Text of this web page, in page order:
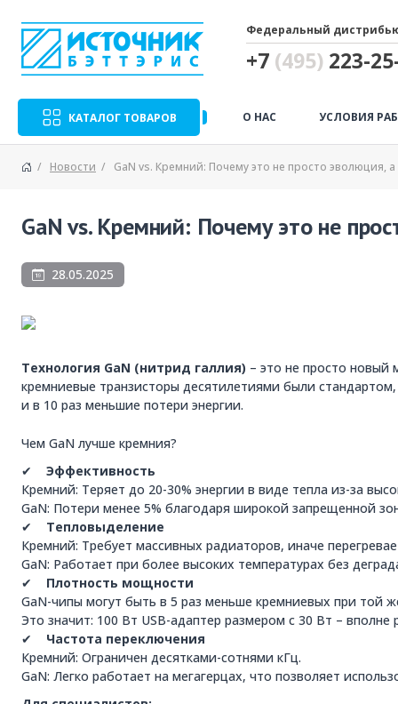
Федеральный
+7 (495) 223-
КАТАЛОГ ТОВАРОВ О НАС УСЛОВИЯ
Новости GaN vs. Кремний: Почему это не просто эволюция,
GaN vs. Кремний: Почему это не
28.05.2025
Технология GaN (нитрид галлия) – это не просто новый
кремниевые транзисторы десятилетиями были
и в 10 раз меньшие потери энергии.
Чем GaN лучше кремния?
✔
Эффективность
Кремний: Теряет до 20-30% энергии в виде тепла из-за
GaN: Потери менее 5% благодаря широкой запрещенной
✔ Тепловыделение
Кремний: Требует массивных радиаторов, иначе
GaN: Работает при более высоких температурах без
✔ Плотность мощности
GaN-чипы могут быть в 5 раз меньше кремниевых при той
Это значит: 100 Вт USB-адаптер размером с 30 Вт – вполне
✔ Частота переключения
Кремний: Ограничен десятками-сотнями кГц.
GaN: Легко работает на мегагерцах, что позволяет